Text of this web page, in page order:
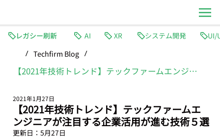
レガシー刷新 AI XR
システム開発
/ Techfirm Blog /
【2021年技術トレンド】テックファームエンジニアが注目する企業活用が進む技術５選
【2021年技術トレンド】テックファームエ
ンジニアが注目する企業活用が進む技術５選
2021年1月27日
更新日： 5月27日